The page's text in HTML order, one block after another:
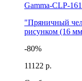
Gamma-CLP-
"Пряничный
рисунком (16
-80%
111 22 р.